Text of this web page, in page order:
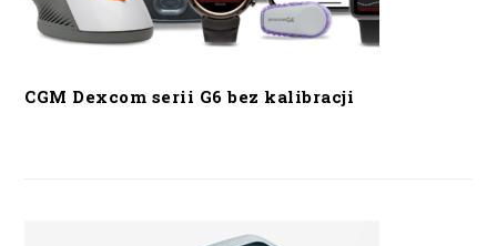
CGM Dexcom serii G6 bez kalibracji